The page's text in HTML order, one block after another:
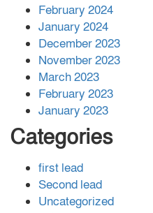
February 2024
January 2024
December 2023
November 2023
March 2023
February 2023
January 2023
Categories
first lead
Second lead
Uncategorized